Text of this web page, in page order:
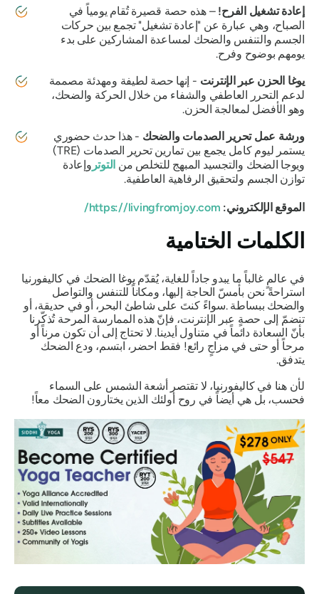
إعادة تشغيل الفرح!– هذه حصة قصيرة تُقام يومياً في
الصباح، وهي عبارة عن"إعادة تشغيل" تجمع بين حركات
الجسم والتنفس والضحك لمساعدة المشاركين على بدء
يومهم بوضوح وفرح.
يوغا الحزن عبر الإنترنت- إنها حصة لطيفة ومهدئة مصممة
لدعم التحرر العاطفي والشفاء من خلال الحركة والضحك،
وهو الأفضل لمعالجة الحزن.
ورشة عمل تحرير الصدمات والضحك- هذا حدث حضوري
يستمر ليوم كامل يجمع بين تمارين تحرير الصدمات (TRE)
ويوجا الضحك والتجسيد المبهج للتخلص منالتوتروإعادة
توازن الجسم ولتحقيق الرفاهية العاطفية.
الموقع الإلكتروني: https://livingfromjoy.com/
الكلمات الختامية
في عالمٍ غالباً ما يبدو جاداً للغاية، يُقدّم يوغا الضحك في كاليفورنيا
استراحةً نحن بأمسّ الحاجة إليها، ومكاناً للتنفس والتواصل
والضحك ببساطة.سواءً كنتَ على شاطئ البحر، أو في حديقة، أو
تنضمّ إلى حصةٍ عبر الإنترنت، فإنّ هذه الممارسة المرحة تُذكّرنا
بأنّ السعادة دائماً في متناول أيدينا. لا تحتاج إلى أن تكون مرناً أو
مرحاً أو حتى في مزاجٍ رائع! فقط احضر، ابتسم، ودع الضحك
يتدفق.
لأن هنا في كاليفورنيا، لا تقتصر أشعة الشمس على السماء
فحسب، بل هي أيضاً في روح أولئك الذين يختارون الضحك معاً!